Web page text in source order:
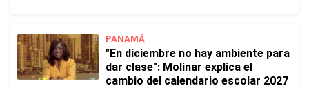
PANAMÁ
"En diciembre no hay ambiente para
dar clase": Molinar explica el
cambio del calendario escolar 2027